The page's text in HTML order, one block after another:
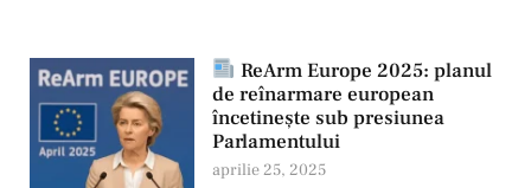
ReArm Europe 2025: planul
de reînarmare european
încetinește sub presiunea
Parlamentului
aprilie 25, 2025